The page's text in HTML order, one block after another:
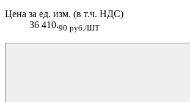
Цена за ед. изм. (в т.ч. НДС)
36 410.90 руб./ШТ